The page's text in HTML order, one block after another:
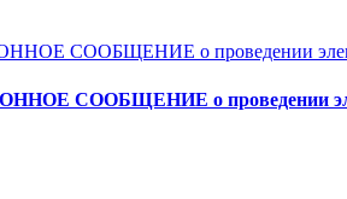
СООБЩЕНИЕ о проведении
СООБЩЕНИЕ о проведении